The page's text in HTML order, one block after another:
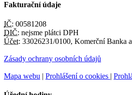
Fakturační údaje
IČ: 00581208
DIČ: nejsme plátci DPH
Účet: 33026231/0100, Komerční Banka
Zásady ochrany osobních údajů
Mapa webu | Prohlášení o cookies |